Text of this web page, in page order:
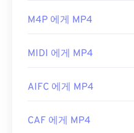
PlayerXtreme Media
유용한 링크:
어)
열립니다. 파일을 두 번
프트웨어는 필요하지 않
로 열립니다.
여는 데 문제가 발생할
M4P 에게 MP4
MIDI 에게 MP4
AIFC 에게 MP4
CAF 에게 MP4